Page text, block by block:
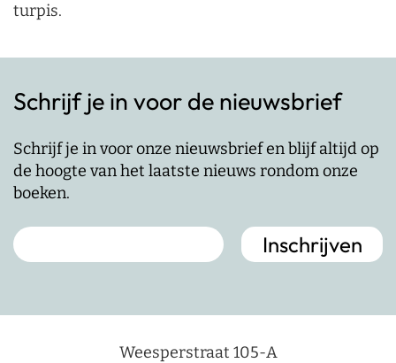
turpis.
Schrijf je in voor de nieuwsbrief
Schrijf je in voor onze nieuwsbrief en blijf altijd op
de hoogte van het laatste nieuws rondom onze
boeken.
Weesperstraat 105-A